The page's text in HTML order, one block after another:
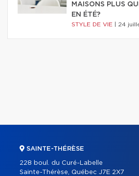
MAISONS PLUS
EN ÉTÉ?
STYLE DE VIE 24
SAINTE-THÉRÈSE
228 boul. du Curé-Labelle
Sainte-Thérèse, Québec J7E 2X7